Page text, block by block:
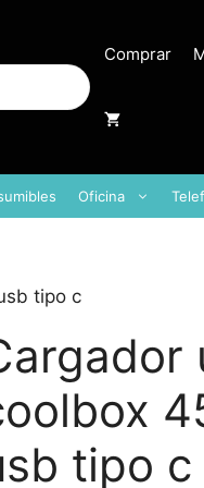
Comprar
Oficina
tipo c
tipo c